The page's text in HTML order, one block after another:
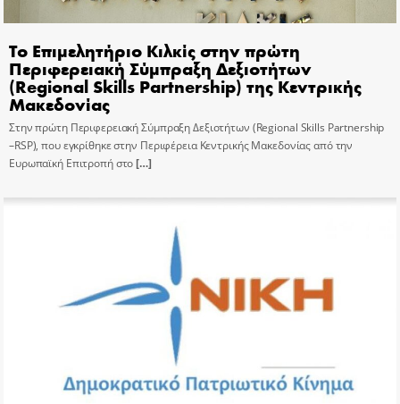
Το Επιμελητήριο Κιλκίς στην πρώτη
Περιφερειακή Σύμπραξη Δεξιοτήτων
(Regional Skills Partnership) της Κεντρικής
Μακεδονίας
Στην πρώτη Περιφερειακή Σύμπραξη Δεξιοτήτων (Regional Skills Partnership
–RSP), που εγκρίθηκε στην Περιφέρεια Κεντρικής Μακεδονίας από την
Ευρωπαϊκή Επιτροπή στο[…]